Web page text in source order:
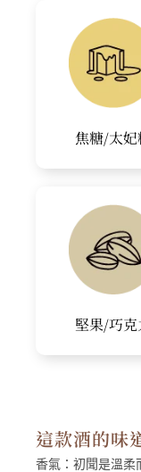
焦糖/太妃
堅果/巧克
這款酒的味
香氣： 初聞是溫柔